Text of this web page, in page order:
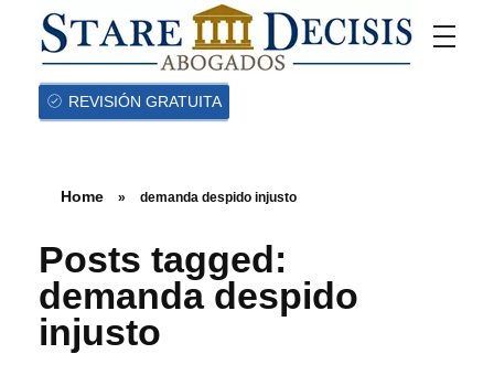
REVISIÓN GRATUITA
Home » demanda despido injusto
Posts tagged:
demanda despido
injusto